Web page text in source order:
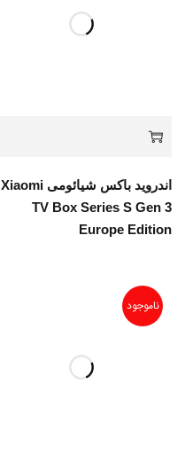
اندروید باکس شیائومی Xiaomi
TV Box Series S Gen 3
Europe Edition
ناموجود